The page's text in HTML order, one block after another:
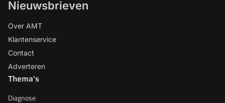
Nieuwsbrieven
Over AMT
Klantenservice
Contact
Adverteren
Thema's
Diagnose